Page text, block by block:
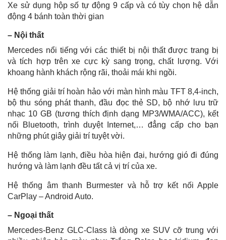
Xe sử dụng hộp số tự động 9 cấp và có tùy chọn hệ dẫn
động 4 bánh toàn thời gian
– Nội thất
Mercedes nổi tiếng với các thiết bị nội thất được trang bị
và tích hợp trên xe cực kỳ sang trọng, chất lượng. Với
khoang hành khách rộng rãi, thoải mái khi ngồi.
Hệ thống giải trí hoàn hảo với màn hình màu TFT 8,4-inch,
bộ thu sóng phát thanh, đầu đọc thẻ SD, bộ nhớ lưu trữ
nhạc 10 GB (tương thích định dạng MP3/WMA/ACC), kết
nối Bluetooth, trình duyệt Internet,… đẳng cấp cho bạn
những phút giây giải trí tuyệt vời.
Hệ thống làm lạnh, điều hòa hiện đại, hướng gió đi đúng
hướng và làm lạnh đều tất cả vị trí của xe.
Hệ thống âm thanh Burmester và hỗ trợ kết nối Apple
CarPlay – Android Auto.
– Ngoại thất
Mercedes-Benz GLC-Class là dòng xe SUV cỡ trung với